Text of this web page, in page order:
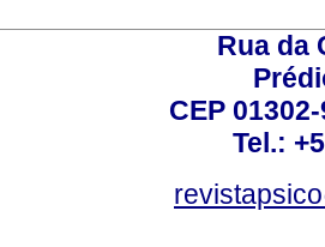
Rua da
CEP
Tel.: